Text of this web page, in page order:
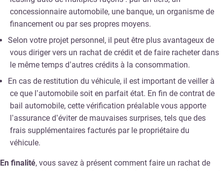
concessionnaire automobile, une banque, un organisme de
financement ou par ses propres moyens.
Selon votre projet personnel, il peut être plus avantageux de
vous diriger vers un rachat de crédit et de faire racheter dans
le même temps d’autres crédits à la consommation.
En cas de restitution du véhicule, il est important de veiller à
ce que l’automobile soit en parfait état. En fin de contrat de
bail automobile, cette vérification préalable vous apporte
l’assurance d’éviter de mauvaises surprises, tels que des
frais supplémentaires facturés par le propriétaire du
véhicule.
En finalité, vous savez à présent comment faire un rachat de